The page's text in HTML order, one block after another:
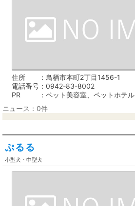
住所
鳥栖市本町2丁目1456-1
電話番号
0942-83-8002
PR
ペット美容室、ペットホテル
ニュース：0件
ぷるる
小型犬・中型犬